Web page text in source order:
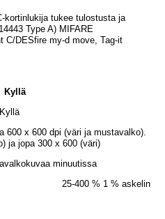
tukee tulostusta ja
Type A) MIFARE
C/DESfire my-d move, Tag-it
x 600 dpi (väri ja mustavalko).
ja jopa 300 x 600 (väri)
minuutissa
25-400 % 1 % askelin